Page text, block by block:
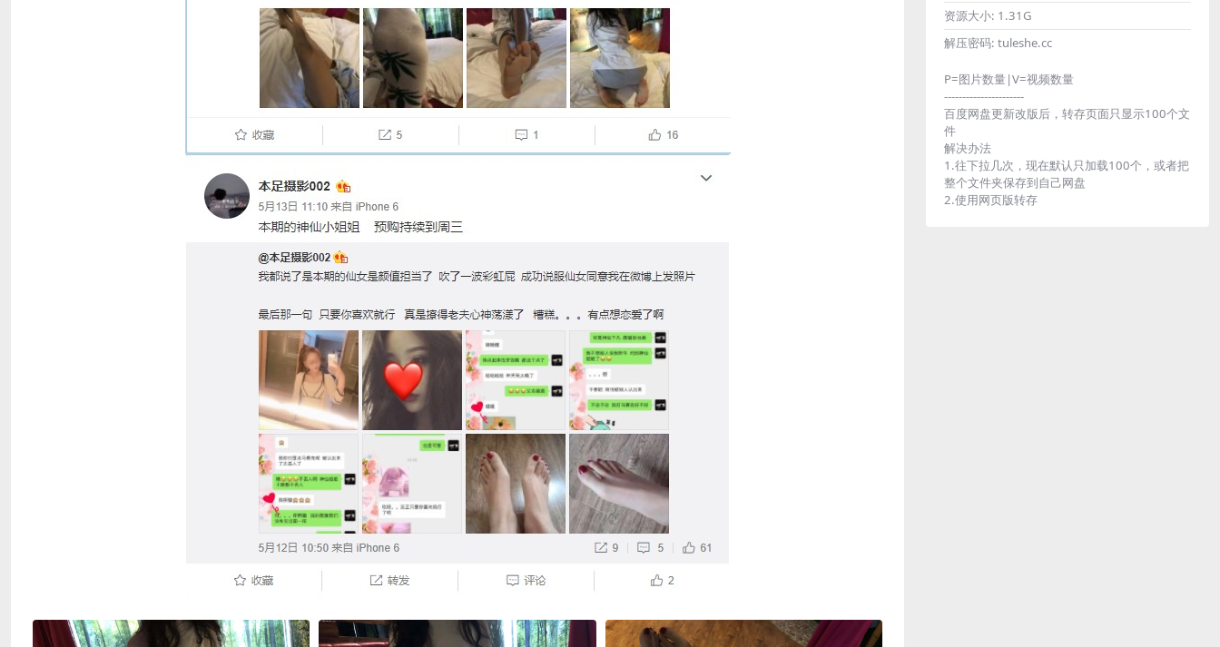
资源大小: 1.31G
解压密码: tuleshe.cc
P=图片数量|V=视频数量
----------------------
百度网盘更新改版后，转存页面只显示100个文
件
解决办法
1.往下拉几次，现在默认只加载100个，或者把
整个文件夹保存到自己网盘
2.使用网页版转存